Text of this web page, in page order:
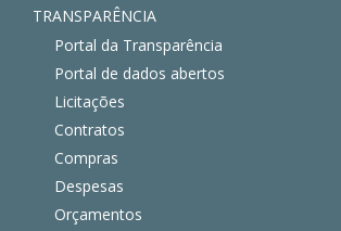
TRANSPARÊNCIA
Portal da Transparência
Portal de dados abertos
Licitações
Contratos
Compras
Despesas
Orçamentos